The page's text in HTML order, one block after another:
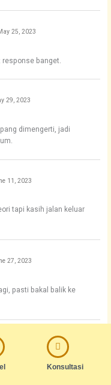
25, 2023
banget.
29, 2023
dimengerti, jadi
11, 2023
tapi kasih jalan keluar
27, 2023
pasti bakal balik ke
5, 2023
kalau ada pertanyaan
Konsultasi